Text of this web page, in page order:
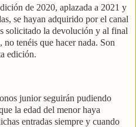
de 2020, aplazada a 2021 y
se hayan adquirido por el canal
solicitado la devolución y al final
tenéis que hacer nada. Son
edición.
junior seguirán pudiendo
la edad del menor haya
entradas siempre y cuando